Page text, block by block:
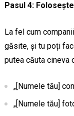
Pasul 4:
La fel cum
găsite, și tu poți
putea căuta cineva
„[Numele tău]
„[Numele tău]